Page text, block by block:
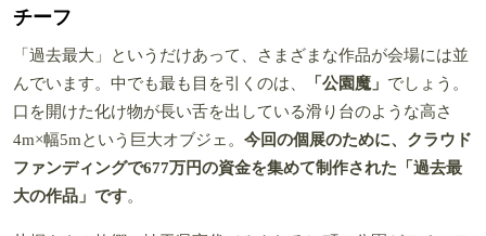
チーフ
「過去最大」というだけあって、さまざまな作品が会場には並
んでいます。中でも最も目を引くのは、
「公園魔」 でしょう。
口を開けた化け物が長い舌を出している滑り台のような高さ
4m×幅5mという巨大オブジェ。 今回の個展のために、クラウド
ファンディングで677万円の資金を集めて制作された「過去最
大の作品」です。